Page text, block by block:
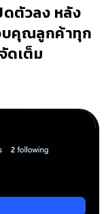
ดตัวลง หลัง
บคุณลูกค้าทุก
ดเต็ม